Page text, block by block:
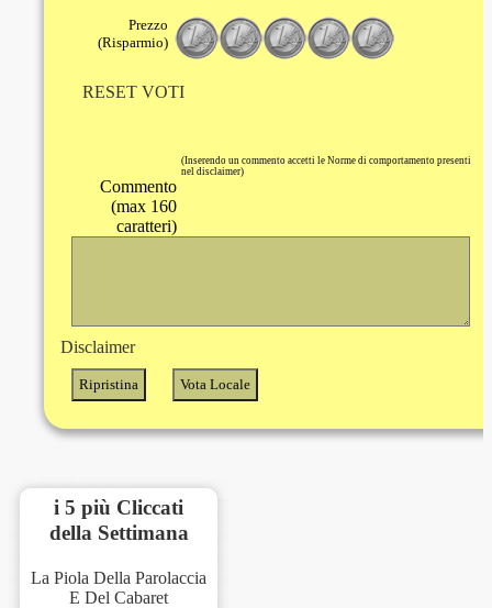
Prezzo
(Risparmio)
RESET VOTI
(Inserendo un commento accetti le Norme di comportamento presenti
nel disclaimer)
Commento
(max 160
caratteri)
Disclaimer
i 5 più Cliccati
della Settimana
La Piola Della Parolaccia
E Del Cabaret